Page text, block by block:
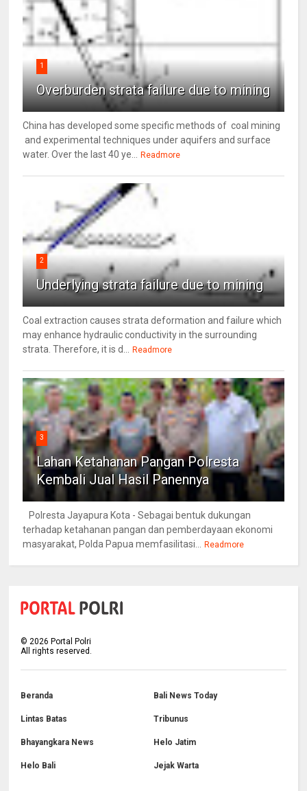
1
Overburden strata failure due to mining
China has developed some specific methods of coal mining
and experimental techniques under aquifers and surface
water. Over the last 40 ye...
Readmore
2
Underlying strata failure due to mining
Coal extraction causes strata deformation and failure which
may enhance hydraulic conductivity in the surrounding
strata. Therefore, it is d...
Readmore
3
Lahan Ketahanan Pangan Polresta
Kembali Jual Hasil Panennya
Polresta Jayapura Kota - Sebagai bentuk dukungan
terhadap ketahanan pangan dan pemberdayaan ekonomi
masyarakat, Polda Papua memfasilitasi...
Readmore
© 2026 Portal Polri
All rights reserved.
Beranda Bali News Today
Lintas Batas Tribunus
Bhayangkara News Helo Jatim
Helo Bali Jejak Warta